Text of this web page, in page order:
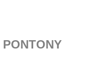
PONTONY